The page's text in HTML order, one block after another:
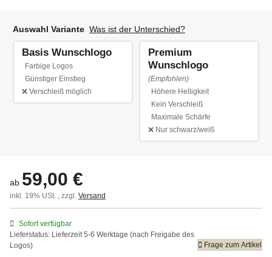
Auswahl Variante Was ist der Unterschied?
Basis Wunschlogo
Farbige Logos
Günstiger Einstieg
❌ Verschleiß möglichBasis Wunschlogo
Premium
Wunschlogo
(Empfohlen)
Höhere Helligkeit
Kein Verschleiß
Maximale Schärfe
❌ Nur schwarz/weißPremium
ab 59,00 €
inkl. 19% USt. , zzgl. Versand
Sofort verfügbar
Lieferstatus: Lieferzeit 5-6 Werktage (nach Freigabe des
Logos)
Frage zum Artikel